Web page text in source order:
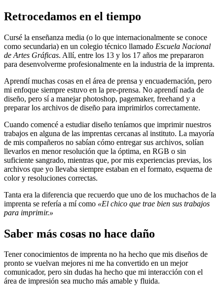
Retrocedamos en el tiempo
Cursé la enseñanza media (o lo que internacionalmente se conoce
como secundaria) en un colegio técnico llamado Escuela Nacional
de Artes Gráficas. Allí, entre los 13 y los 17 años me prepararon
para desenvolverme profesionalmente en la industria de la imprenta.
Aprendí muchas cosas en el área de prensa y encuadernación, pero
mi enfoque siempre estuvo en la pre-prensa. No aprendí nada de
diseño, pero sí a manejar photoshop, pagemaker, freehand y a
preparar los archivos de diseño para imprimirlos correctamente.
Cuando comencé a estudiar diseño teníamos que imprimir nuestros
trabajos en alguna de las imprentas cercanas al instituto. La mayoría
de mis compañeros no sabían cómo entregar sus archivos, solían
llevarlos en menor resolución que la óptima, en RGB o sin
suficiente sangrado, mientras que, por mis experiencias previas, los
archivos que yo llevaba siempre estaban en el formato, esquema de
color y resoluciones correctas.
Tanta era la diferencia que recuerdo que uno de los muchachos de la
imprenta se refería a mí como «El chico que trae bien sus trabajos
para imprimir.»
Saber más cosas no hace daño
Tener conocimientos de imprenta no ha hecho que mis diseños de
pronto se vuelvan mejores ni me ha convertido en un mejor
comunicador, pero sin dudas ha hecho que mi interacción con el
área de impresión sea mucho más amable y fluida.